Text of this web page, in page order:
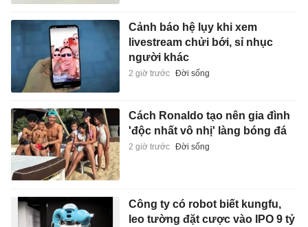
Cảnh báo hệ lụy khi xem
livestream chửi bới, sỉ nhục
người khác
2 giờ trước Đời sống
Cách Ronaldo tạo nên gia đình
'độc nhất vô nhị' làng bóng đá
2 giờ trước Đời sống
Công ty có robot biết kungfu,
leo tường đặt cược vào IPO 9 tỷ